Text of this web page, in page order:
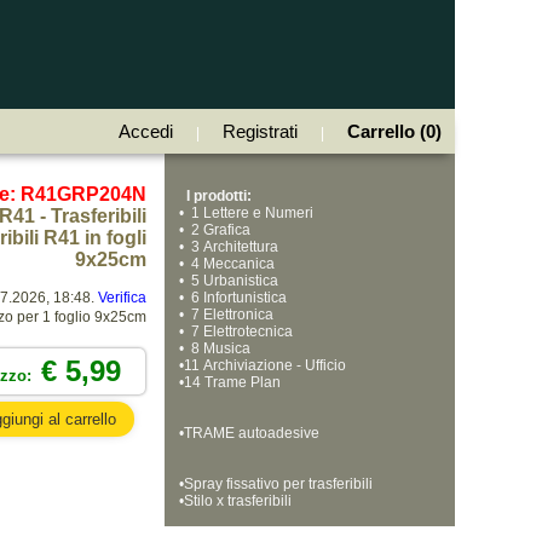
Accedi Registrati Carrello (0)
R41GRP204N
R41 - Trasferibili
R41 in fogli
9x25cm
18:48. Verifica
per 1 foglio 9x25cm
€ 5,99
I prodotti:
• 1 Lettere e Numeri
• 2 Grafica
• 3 Architettura
• 4 Meccanica
• 5 Urbanistica
• 6 Infortunistica
• 7 Elettronica
• 7 Elettrotecnica
• 8 Musica
•11 Archiviazione - Ufficio
•14 Trame Plan
•TRAME autoadesive
•Spray fissativo per trasferibili
•Stilo x trasferibili